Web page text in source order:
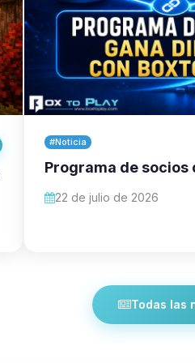
#Noticia
Programa de socios
22 de julio de 2026
Todas las